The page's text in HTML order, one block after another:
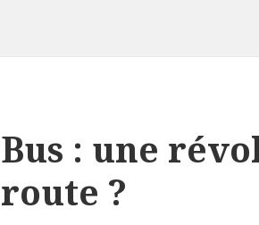
Bus : une
route ?